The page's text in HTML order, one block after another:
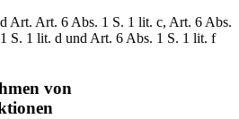
Art. Art. 6 Abs. 1 S. 1 lit. c, Art. 6 Abs.
S. 1 lit. d und Art. 6 Abs. 1 S. 1 lit. f
von